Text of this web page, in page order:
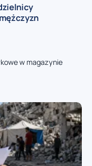
w magazynie